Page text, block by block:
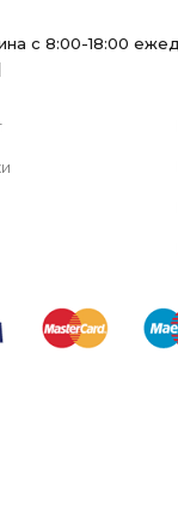
с 8:00-18:00